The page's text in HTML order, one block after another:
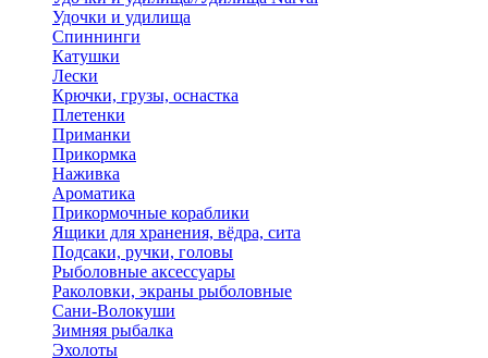
Удочки и удилища
Спиннинги
Катушки
Лески
Крючки, грузы, оснастка
Плетенки
Приманки
Прикормка
Наживка
Ароматика
Прикормочные кораблики
Ящики для хранения, вёдра, сита
Подсаки, ручки, головы
Рыболовные аксессуары
Раколовки, экраны рыболовные
Сани-Волокуши
Зимняя рыбалка
Эхолоты